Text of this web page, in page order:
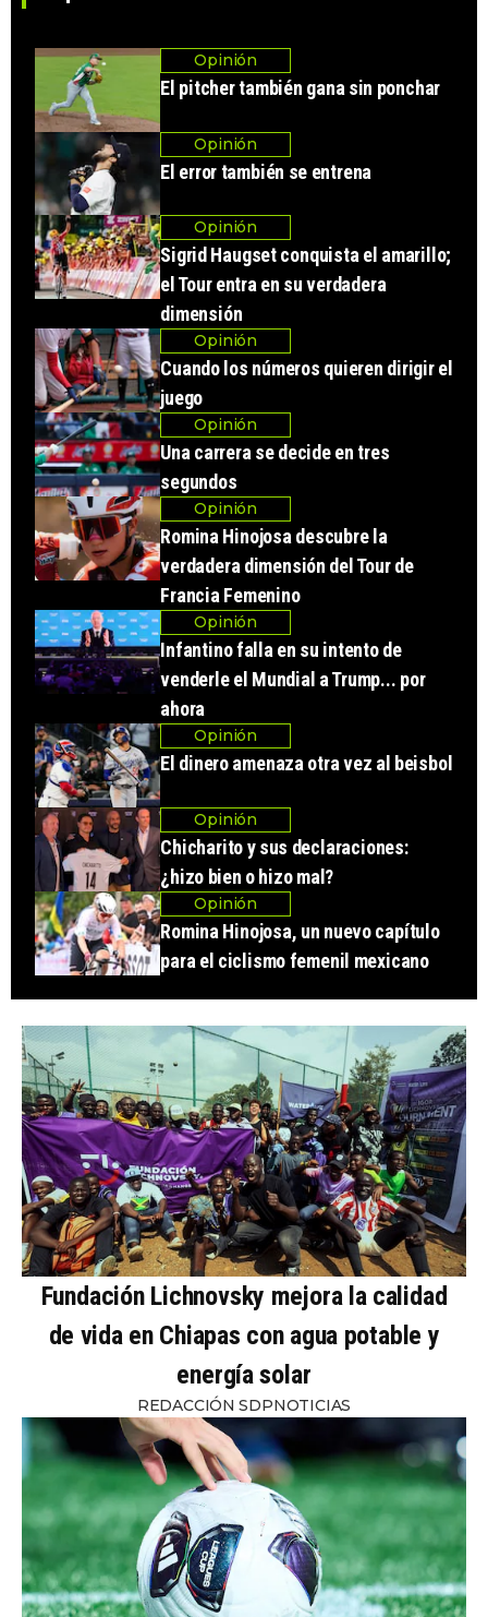
Opinión
El pitcher también gana sin ponchar
Opinión
El error también se entrena
Opinión
Sigrid Haugset conquista el amarillo;
el Tour entra en su verdadera
dimensión
Opinión
Cuando los números quieren dirigir el
juego
Opinión
Una carrera se decide en tres
segundos
Opinión
Romina Hinojosa descubre la
verdadera dimensión del Tour de
Francia Femenino
Opinión
Infantino falla en su intento de
venderle el Mundial a Trump... por
ahora
Opinión
El dinero amenaza otra vez al beisbol
Opinión
Chicharito y sus declaraciones:
¿hizo bien o hizo mal?
Opinión
Romina Hinojosa, un nuevo capítulo
para el ciclismo femenil mexicano
Fundación Lichnovsky mejora la calidad
de vida en Chiapas con agua potable y
energía solar
REDACCIÓN SDPNOTICIAS